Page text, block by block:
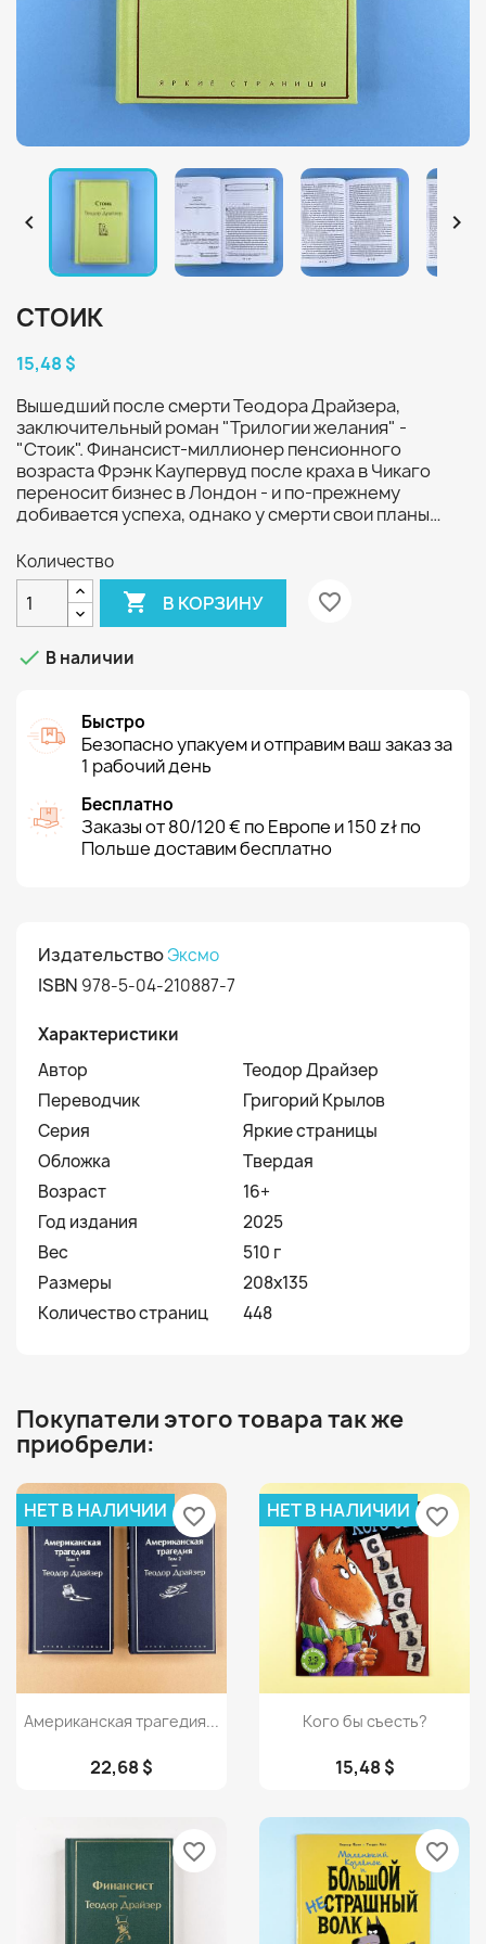
 
СТОИК
15,48 $
Вышедший после смерти Теодора Драйзера,
заключительный роман "Трилогии желания" -
"Стоик". Финансист-миллионер пенсионного
возраста Фрэнк Каупервуд после краха в Чикаго
переносит бизнес в Лондон - и по-прежнему
добивается успеха, однако у смерти свои планы…
Количество
 В КОРЗИНУ favorite_border
 В наличии
Быстро
Безопасно упакуем и отправим ваш заказ за
1 рабочий день
Бесплатно
Заказы от 80/120 € по Европе и 150 zł по
Польше доставим бесплатно
ИздательствоЭксмо
ISBN 978-5-04-210887-7
Характеристики
Автор
Теодор Драйзер
Переводчик
Григорий Крылов
Серия
Яркие страницы
Обложка
Твердая
Возраст
16+
Год издания
2025
Вес
510 г
Размеры
208x135
Количество страниц
448
Покупатели этого товара так же
приобрели:
Просмотр
Американская трагедия...
22,68 $
НЕТ В НАЛИЧИИ favorite_border
Просмотр
Кого бы съесть?
15,48 $
НЕТ В НАЛИЧИИ favorite_border
favorite_border favorite_border